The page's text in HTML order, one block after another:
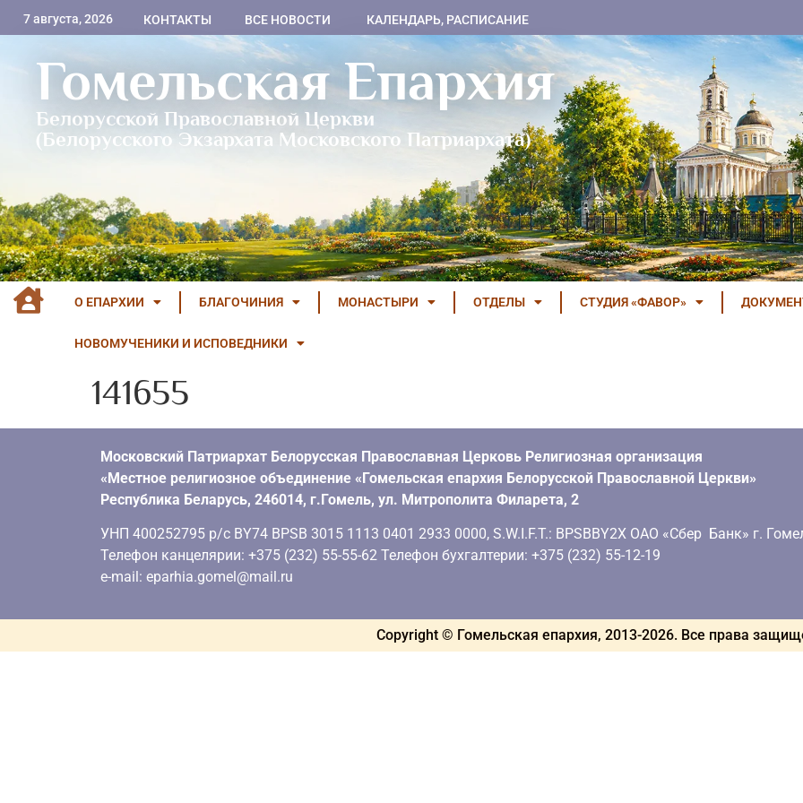
7 августа, 2026 КОНТАКТЫ ВСЕ НОВОСТИ КАЛЕНДАРЬ, РАСПИСАНИЕ
Гомельская Епархия
Белорусской Православной Церкви
(Белорусского Экзархата Московского Патриархата)
О ЕПАРХИИ БЛАГОЧИНИЯ МОНАСТЫРИ ОТДЕЛЫ СТУДИЯ «ФАВОР»
НОВОМУЧЕНИКИ И ИСПОВЕДНИКИ
141655
Московский Патриархат Белорусская Православная Церковь Религиозная организация
«Местное религиозное объединение «Гомельская епархия Белорусской Православной Церкви»
Республика Беларусь, 246014, г.Гомель, ул. Митрополита Филарета, 2
УНП 400252795 р/с BY74 BPSB 3015 1113 0401 2933 0000, S.W.I.F.T.: BPSBBY2X ОАО «Сбер Банк» г.
Телефон канцелярии: +375 (232) 55-55-62 Телефон бухгалтерии: +375 (232) 55-12-19
e-mail: eparhia.gomel@mail.ru
Copyright © Гомельская епархия, 2013-2026. Все права